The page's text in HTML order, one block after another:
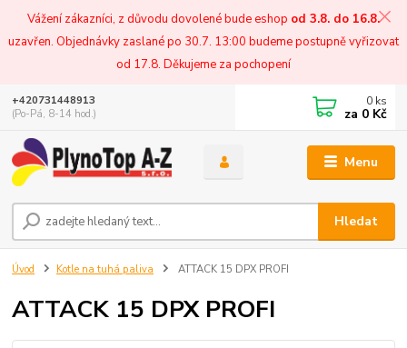
Vážení zákazníci, z důvodu dovolené bude eshop od 3.8. do 16.8.
uzavřen. Objednávky zaslané po 30.7. 13:00 budeme postupně vyřizovat
od 17.8. Děkujeme za pochopení
Menu
Hledat
+420731448913
(Po-Pá, 8-14 hod.)
0 ks
za 0 Kč
Úvod Kotle na tuhá paliva ATTACK 15 DPX PROFI
ATTACK 15 DPX PROFI